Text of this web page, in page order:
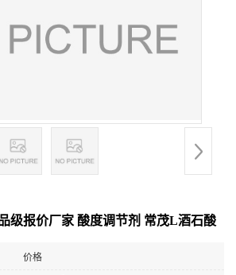
级报价厂家 酸度调节剂 常茂L酒石酸
价格